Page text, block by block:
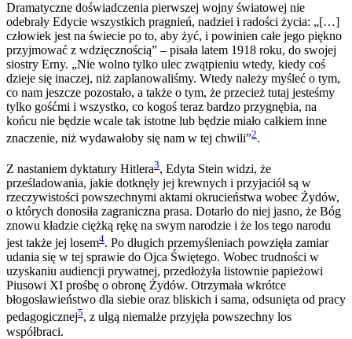
Dramatyczne doświadczenia pierwszej wojny światowej nie
odebrały Edycie wszystkich pragnień, nadziei i radości życia: „[…]
człowiek jest na świecie po to, aby żyć, i powinien całe jego piękno
przyjmować z wdzięcznością” – pisała latem 1918 roku, do swojej
siostry Erny. „Nie wolno tylko ulec zwątpieniu wtedy, kiedy coś
dzieje się inaczej, niż zaplanowaliśmy. Wtedy należy myśleć o tym,
co nam jeszcze pozostało, a także o tym, że przecież tutaj jesteśmy
tylko gośćmi i wszystko, co kogoś teraz bardzo przygnębia, na
końcu nie będzie wcale tak istotne lub będzie miało całkiem inne
znaczenie, niż wydawałoby się nam w tej chwili”2.
Z nastaniem dyktatury Hitlera3, Edyta Stein widzi, że
prześladowania, jakie dotknęły jej krewnych i przyjaciół są w
rzeczywistości powszechnymi aktami okrucieństwa wobec Żydów,
o których donosiła zagraniczna prasa. Dotarło do niej jasno, że Bóg
znowu kładzie ciężką rękę na swym narodzie i że los tego narodu
jest także jej losem4. Po długich przemyśleniach powzięła zamiar
udania się w tej sprawie do Ojca Świętego. Wobec trudności w
uzyskaniu audiencji prywatnej, przedłożyła listownie papieżowi
Piusowi XI prośbę o obronę Żydów. Otrzymała wkrótce
błogosławieństwo dla siebie oraz bliskich i sama, odsunięta od pracy
pedagogicznej5, z ulgą niemalże przyjęła powszechny los
współbraci.